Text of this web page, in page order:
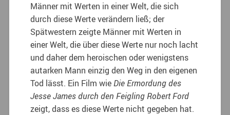
Männer mit Werten in einer Welt, die sich
durch diese Werte verändern ließ; der
Spätwestern zeigte Männer mit Werten in
einer Welt, die über diese Werte nur noch lacht
und daher dem heroischen oder wenigstens
autarken Mann einzig den Weg in den eigenen
Tod lässt. Ein Film wieDie Ermordung des
Jesse James durch den Feigling Robert Ford
zeigt, dass es diese Werte nicht gegeben hat.